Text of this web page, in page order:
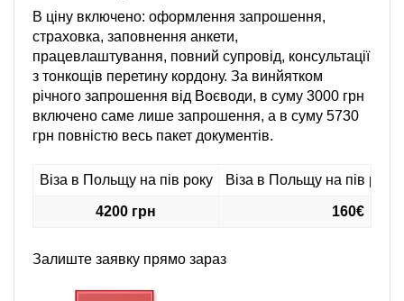
В ціну включено: оформлення запрошення,
страховка, заповнення анкети,
працевлаштування, повний супровід, консультації
з тонкощів перетину кордону. За винйятком
річного запрошення від Воєводи, в суму 3000 грн
включено саме лише запрошення, а в суму 5730
грн повністю весь пакет документів.
Віза в Польщу на пів року Віза в Польщу на пів року
4200 грн 160€
Залиште заявку прямо зараз